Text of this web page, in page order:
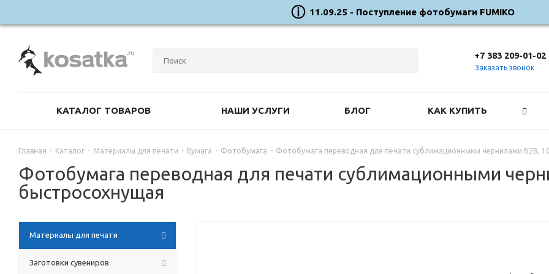
11.09.25 - Поступление фотобумаги FUMIKO
+7 383 209-01-02
Заказать звонок
КАТАЛОГ ТОВАРОВ НАШИ УСЛУГИ БЛОГ КАК КУПИТЬ
Главная - Каталог - Материалы для печати - Бумага - Фотобумага - Фотобумага переводная для печати сублимационными чернилами B2B,
Фотобумага переводная для печати сублимационными
быстросохнущая
Материалы для печати
Заготовки сувениров